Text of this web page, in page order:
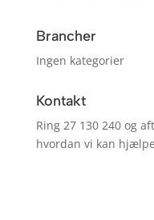
Brancher
Ingen kategorier
Kontakt
Ring 27 130 240 og
hvordan vi kan